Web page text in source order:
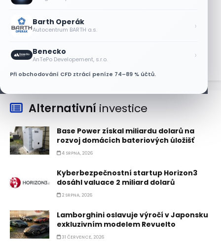
Barth Operák
Autocentrum BARTH a.s. ›
Benecko
AnTePo Developement, s.r.o. ›
Při obchodování CFD ztrácí peníze 74–89 % účtů.
Akcie Micron klesají, ale nejhoršímu
výprodeji paměťových čipů unikly
Alternativní investice
Base Power získal miliardu dolarů na
rozvoj domácích bateriových úložišť
4 SRPNA, 2026
Kyberbezpečnostní startup Horizon3
dosáhl valuace 2 miliard dolarů
2 SRPNA, 2026
Lamborghini oslavuje výročí v Japonsku
exkluzivním modelem Revuelto
31 ČERVENCE, 2026